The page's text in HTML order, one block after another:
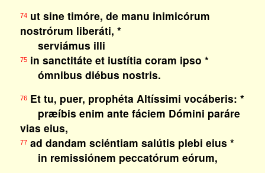
74ut sine timóre, de manu inimicórum
nostrórum liberáti, *
serviámus illi
75in sanctitáte et iustítia coram ipso *
ómnibus diébus nostris.
76Et tu, puer, prophéta Altíssimi vocáberis: *
præíbis enim ante fáciem Dómini paráre
vias eius,
77ad dandam sciéntiam salútis plebi eius *
in remissiónem peccatórum eórum,